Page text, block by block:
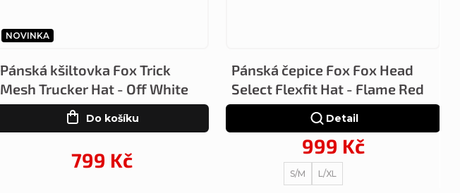
NOVINKA
Pánská kšiltovka Fox Trick
Mesh Trucker Hat - Off White
799 Kč
Do košíku
Pánská čepice Fox Fox Head
Select Flexfit Hat - Flame Red
999 Kč
Detail
S/M L/XL